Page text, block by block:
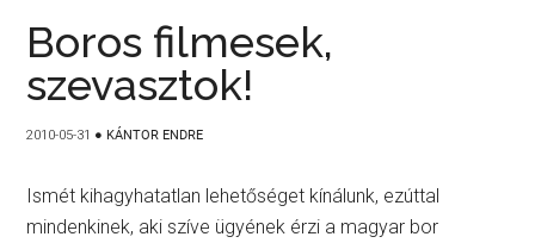
Boros filmesek,
szevasztok!
2010-05-31 ● KÁNTOR ENDRE
Ismét kihagyhatatlan lehetőséget kínálunk, ezúttal
mindenkinek, aki szíve ügyének érzi a magyar bor